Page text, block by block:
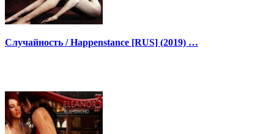
Случайность / Happenstance [RUS] (2019) …